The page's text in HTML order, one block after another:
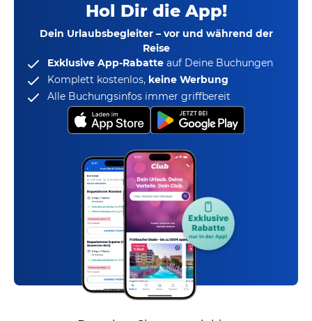
Hol Dir die App!
Dein Urlaubsbegleiter – vor und während der
Reise
Exklusive App-Rabatte auf Deine Buchungen
Komplett kostenlos, keine Werbung
Alle Buchungsinfos immer griffbereit